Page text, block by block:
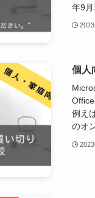
年9
個人
例え
のオ